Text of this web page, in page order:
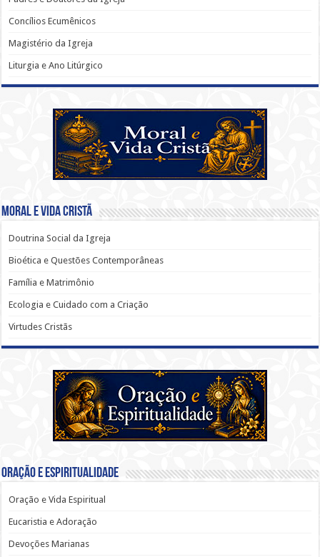
Concílios Ecumênicos
Magistério da Igreja
Liturgia e Ano Litúrgico
Moral e Vida Cristã
Doutrina Social da Igreja
Bioética e Questões Contemporâneas
Família e Matrimônio
Ecologia e Cuidado com a Criação
Virtudes Cristãs
Oração e Espiritualidade
Oração e Vida Espiritual
Eucaristia e Adoração
Devoções Marianas